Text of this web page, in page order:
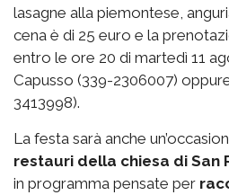
lasagne alla piemontese,
cena è di 25 euro e la
entro le ore 20 di martedì 11
Capusso (339-2306007)
3413998).
La festa sarà anche
restauri della chiesa di San
in programma pensate per